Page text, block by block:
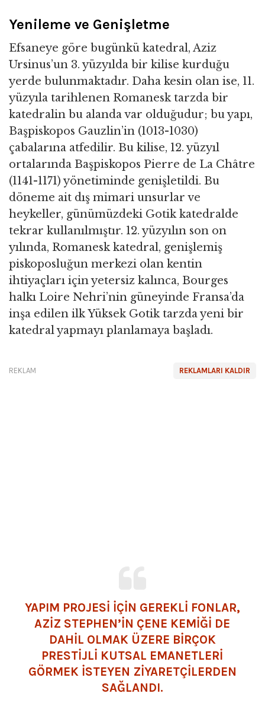
Yenileme ve Genişletme
Efsaneye göre bugünkü katedral, Aziz
Ursinus’un 3. yüzyılda bir kilise kurduğu
yerde bulunmaktadır. Daha kesin olan ise, 11.
yüzyıla tarihlenen Romanesk tarzda bir
katedralin bu alanda var olduğudur; bu yapı,
Başpiskopos Gauzlin’in (1013-1030)
çabalarına atfedilir. Bu kilise, 12. yüzyıl
ortalarında Başpiskopos Pierre de La Châtre
(1141-1171) yönetiminde genişletildi. Bu
döneme ait dış mimari unsurlar ve
heykeller, günümüzdeki Gotik katedralde
tekrar kullanılmıştır. 12. yüzyılın son on
yılında, Romanesk katedral, genişlemiş
piskoposluğun merkezi olan kentin
ihtiyaçları için yetersiz kalınca, Bourges
halkı Loire Nehri’nin güneyinde Fransa’da
inşa edilen ilk Yüksek Gotik tarzda yeni bir
katedral yapmayı planlamaya başladı.
REKLAMLARI KALDIR
REKLAM
YAPIM PROJESİ İÇİN GEREKLİ FONLAR,
AZİZ STEPHEN’İN ÇENE KEMİĞİ DE
DAHİL OLMAK ÜZERE BİRÇOK
PRESTİJLİ KUTSAL EMANETLERİ
GÖRMEK İSTEYEN ZİYARETÇİLERDEN
SAĞLANDI.